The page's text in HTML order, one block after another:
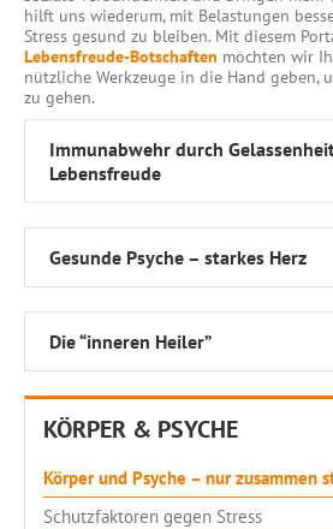
hilft uns wiederum, mit Belastungen
Stress gesund zu bleiben. Mit diesem
Lebensfreude-Botschaften möchten wir
nützliche Werkzeuge in die Hand geben,
zu gehen.
Immunabwehr durch
Lebensfreude
Gesunde Psyche – starkes Herz
Die “inneren Heiler”
KÖRPER & PSYCHE
Körper und Psyche – nur zusammen
Schutzfaktoren gegen Stress